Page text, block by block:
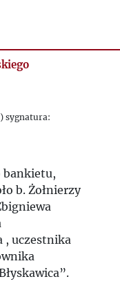
sygnatura:
bankietu,
b. Żołnierzy
, uczestnika